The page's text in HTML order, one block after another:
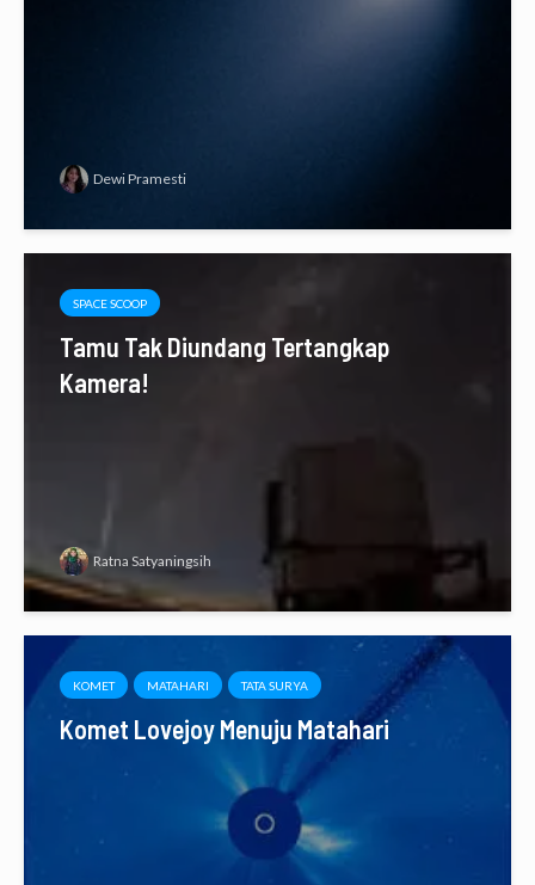
Dewi Pramesti
SPACE SCOOP
Tamu Tak Diundang Tertangkap
Kamera!
Ratna Satyaningsih
KOMET MATAHARI TATA SURYA
Komet Lovejoy Menuju Matahari